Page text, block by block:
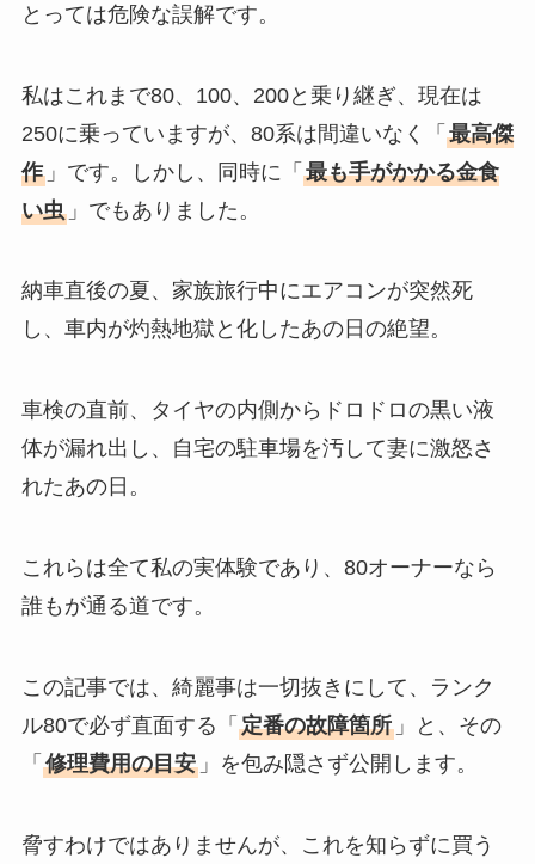
とっては危険な誤解です。
私はこれまで80、100、200と乗り継ぎ、現在は
250に乗っていますが、80系は間違いなく「 最高傑
作」です。しかし、同時に「 最も手がかかる金食
い虫」でもありました。
納車直後の夏、家族旅行中にエアコンが突然死
し、車内が灼熱地獄と化したあの日の絶望。
車検の直前、タイヤの内側からドロドロの黒い液
体が漏れ出し、自宅の駐車場を汚して妻に激怒さ
れたあの日。
これらは全て私の実体験であり、80オーナーなら
誰もが通る道です。
この記事では、綺麗事は一切抜きにして、ランク
ル80で必ず直面する「 定番の故障箇所」と、その
「 修理費用の目安」を包み隠さず公開します。
脅すわけではありませんが、これを知らずに買う